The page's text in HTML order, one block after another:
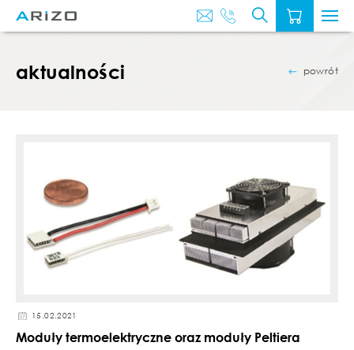
NAS
aktualności powrót
15.02.2021
Moduły termoelektryczne oraz moduły Peltiera